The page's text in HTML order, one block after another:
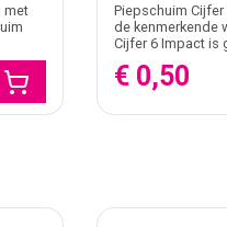
met
Piepschuim
de kenmerkende
Cijfer 6 Impact is
€ 0,50